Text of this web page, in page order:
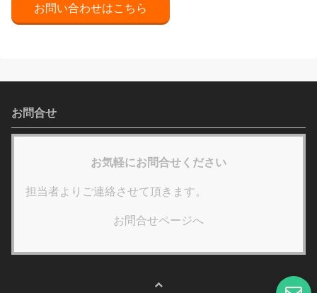
お問い合わせはこちら
お問合せ
お気軽にお問合せください
担当者よりご連絡させて頂きます。
お問合せページへ